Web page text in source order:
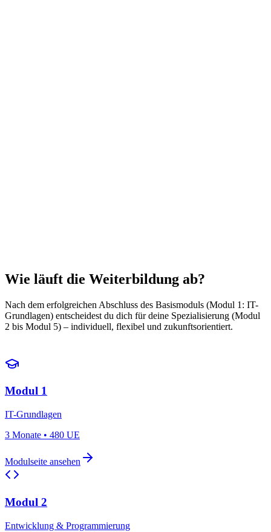
Wie läuft die Weiterbildung ab?
Nach dem erfolgreichen Abschluss des Basismoduls (Modul 1: IT-
Grundlagen) entscheidest du dich für deine Spezialisierung (Modul
2 bis Modul 5) – individuell, flexibel und zukunftsorientiert.
Modul 1
IT-Grundlagen
3 Monate • 480 UE
Modulseite ansehen
Modul 2
Entwicklung & Programmierung